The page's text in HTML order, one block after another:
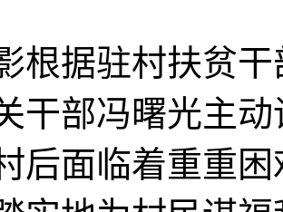
据驻村扶贫干
干部冯曙光主
后面临着重重